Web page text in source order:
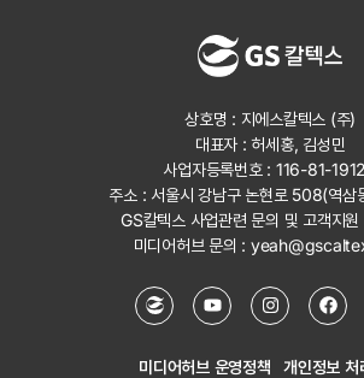
상호명 : 지에스칼텍스 (주)
대표자 : 허세홍, 김성민
사업자등록번호 : 116-81-
주소 : 서울시 강남구 논현로 508(역삼
GS칼텍스 사업관련 문의 및 고객지
미디어허브 문의 :
미디어허브 운영정책 개인정보 처